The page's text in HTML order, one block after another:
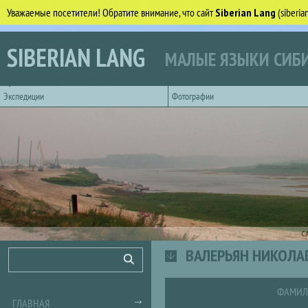
Уважаемые посетители! Обратите внимание, что сайтSiberian Lang
Перейти к основному содержанию
SIBERIAN LANG МАЛЫЕ ЯЗЫКИ
Экспедиции
Фотографии
ВАЛЕРЬЯН
Поиск
ГЛАВНАЯ